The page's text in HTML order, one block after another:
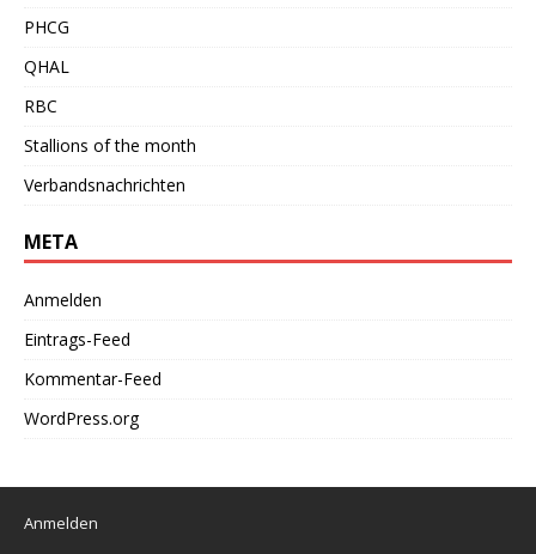
PHCG
QHAL
RBC
Stallions of the month
Verbandsnachrichten
META
Anmelden
Eintrags-Feed
Kommentar-Feed
WordPress.org
Anmelden